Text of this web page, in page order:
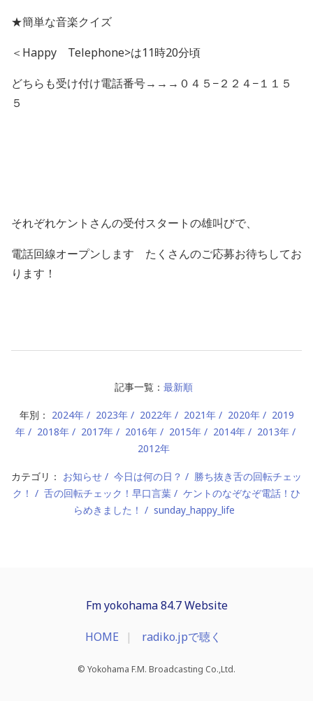
★簡単な音楽クイズ
＜Happy Telephone>は11時20分頃
どちらも受け付け電話番号→→→０４５−２２４−１１５
５
それぞれケントさんの受付スタートの雄叫びで、
電話回線オープンします たくさんのご応募お待ちしてお
ります！
記事一覧： 最新順
年別： 2024年 2023年 2022年 2021年 2020年
2019
年
2018年 2017年 2016年 2015年 2014年
2013年
2012年
カテゴリ： お知らせ 今日は何の日？
勝ち抜き舌の回転チェッ
ク！
舌の回転チェック！早口言葉
ケントのなぞなぞ電話！ひ
らめきました！
sunday_happy_life
Fm yokohama 84.7 Website
HOME radiko.jpで聴く
© Yokohama F.M. Broadcasting Co.,Ltd.